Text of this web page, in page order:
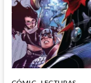
de
Ant-
Man?
Pues
tiene
todo
el
sentido